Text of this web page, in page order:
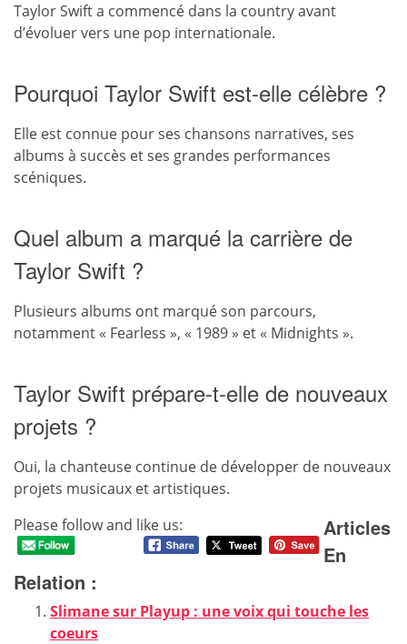
Taylor Swift a commencé dans la country avant
d’évoluer vers une pop internationale.
Pourquoi Taylor Swift est-elle célèbre ?
Elle est connue pour ses chansons narratives, ses
albums à succès et ses grandes performances
scéniques.
Quel album a marqué la carrière de
Taylor Swift ?
Plusieurs albums ont marqué son parcours,
notamment « Fearless », « 1989 » et « Midnights ».
Taylor Swift prépare-t-elle de nouveaux
projets ?
Oui, la chanteuse continue de développer de nouveaux
projets musicaux et artistiques.
Please follow and like us:
Articles
En
Relation :
Slimane sur Playup : une voix qui touche les
coeurs